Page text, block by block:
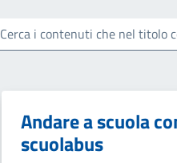
Cerca i contenuti che nel titolo
Andare a scuola
scuolabus